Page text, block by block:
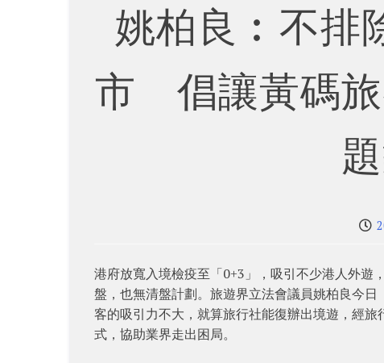
姚柏良︰不排
市 倡讓黃碼旅
港府放寬入境檢疫至「0+3」，吸引不少港人外遊
盤，也無清盤計劃。旅遊界立法會議員姚柏良今
客的吸引力不大，就算旅行社能復辦出境遊，經
式，協助業界走出困局。